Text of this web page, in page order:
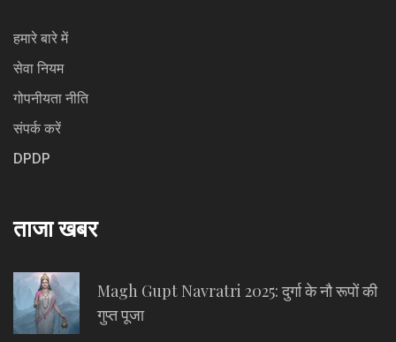
हमारे बारे में
सेवा नियम
गोपनीयता नीति
संपर्क करें
DPDP
ताजा खबर
Magh Gupt Navratri 2025: दुर्गा के नौ रूपों की
गुप्त पूजा